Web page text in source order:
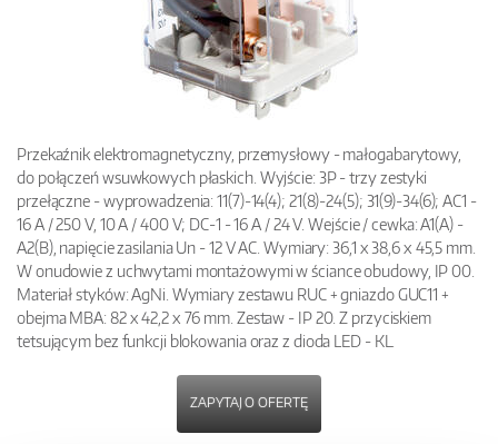
Przekaźnik elektromagnetyczny, przemysłowy - małogabarytowy,
do połączeń wsuwkowych płaskich. Wyjście: 3P - trzy zestyki
przełączne - wyprowadzenia: 11(7)-14(4); 21(8)-24(5); 31(9)-34(6); AC1 -
16 A / 250 V, 10 A / 400 V; DC-1 - 16 A / 24 V. Wejście / cewka: A1(A) -
A2(B), napięcie zasilania Un - 12 V AC. Wymiary: 36,1 x 38,6 x 45,5 mm.
W onudowie z uchwytami montażowymi w ściance obudowy, IP 00.
Materiał styków: AgNi. Wymiary zestawu RUC + gniazdo GUC11 +
obejma MBA: 82 x 42,2 x 76 mm. Zestaw - IP 20. Z przyciskiem
tetsującym bez funkcji blokowania oraz z dioda LED - KL.
ZAPYTAJ O OFERTĘ